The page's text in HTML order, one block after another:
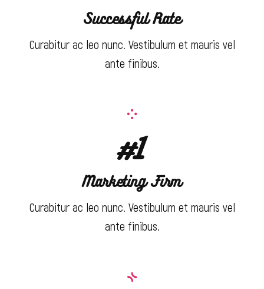
Successful Rate
Curabitur ac leo nunc. Vestibulum et mauris vel
ante finibus.
#1
Marketing Firm
Curabitur ac leo nunc. Vestibulum et mauris vel
ante finibus.